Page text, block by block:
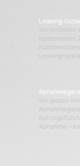
Leasing-
Wir geben
Abnahme –